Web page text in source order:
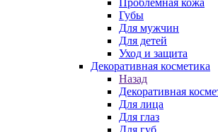
Проблемная кожа
Губы
Для мужчин
Для детей
Уход и защита
Декоративная косметика
Назад
Декоративная
Для лица
Для глаз
Для губ